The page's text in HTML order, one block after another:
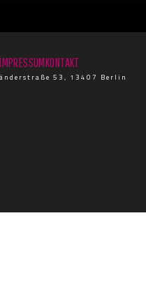
IMPRESSUMKONTAKT
53, 13407 Berlin